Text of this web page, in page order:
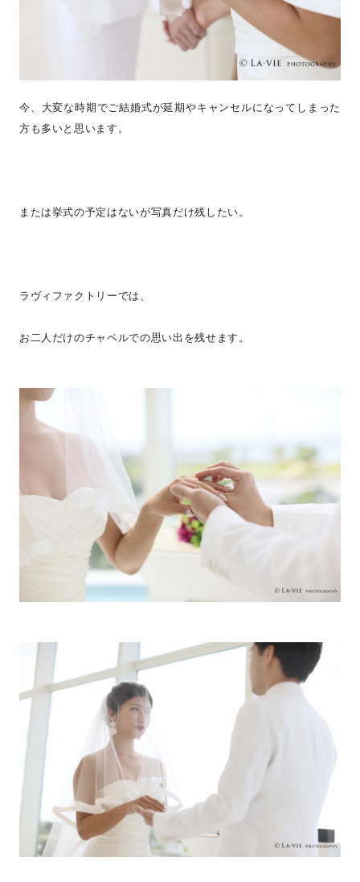
今、大変な時期でご結婚式が延期やキャンセルになってしまった
方も多いと思います。
または挙式の予定はないが写真だけ残したい。
ラヴィファクトリーでは、
お二人だけのチャペルでの思い出を残せます。